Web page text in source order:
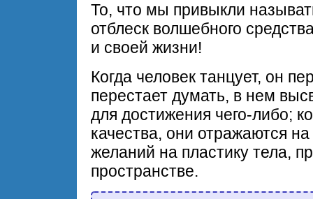
То, что мы привыкли
отблеск волшебного
и своей жизни!
Когда человек танцует, он
перестает думать, в нем
для достижения чего-либо;
качества, они отражаются
желаний на пластику тела,
пространстве.